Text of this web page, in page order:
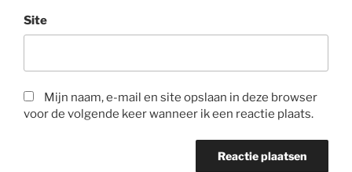
Site
Mijn naam, e-mail en site opslaan in deze browser
voor de volgende keer wanneer ik een reactie plaats.